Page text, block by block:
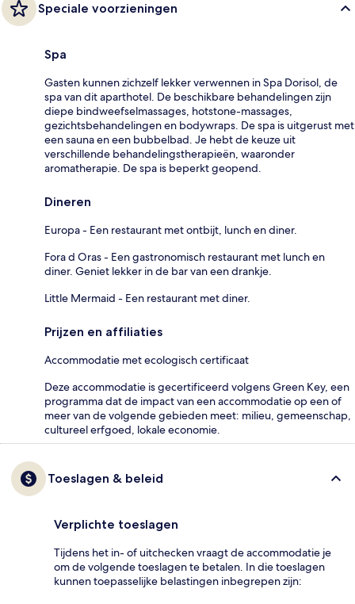
Speciale voorzieningen
Spa
Gasten kunnen zichzelf lekker verwennen in Spa Dorisol, de
spa van dit aparthotel. De beschikbare behandelingen zijn
diepe bindweefselmassages, hotstone-massages,
gezichtsbehandelingen en bodywraps. De spa is uitgerust met
een sauna en een bubbelbad. Je hebt de keuze uit
verschillende behandelingstherapieën, waaronder
aromatherapie. De spa is beperkt geopend.
Dineren
Europa - Een restaurant met ontbijt, lunch en diner.
Fora d Oras - Een gastronomisch restaurant met lunch en
diner. Geniet lekker in de bar van een drankje.
Little Mermaid - Een restaurant met diner.
Prijzen en affiliaties
Accommodatie met ecologisch certificaat
Deze accommodatie is gecertificeerd volgens Green Key, een
programma dat de impact van een accommodatie op een of
meer van de volgende gebieden meet: milieu, gemeenschap,
cultureel erfgoed, lokale economie.
Toeslagen & beleid
Verplichte toeslagen
Tijdens het in- of uitchecken vraagt de accommodatie je
om de volgende toeslagen te betalen. In die toeslagen
kunnen toepasselijke belastingen inbegrepen zijn: